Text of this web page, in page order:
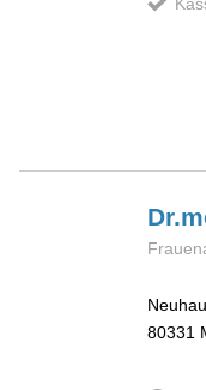
80331